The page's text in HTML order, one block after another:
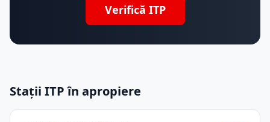
Verifică ITP
Stații ITP în apropiere